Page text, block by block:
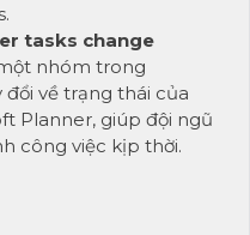
tasks change
nhóm trong
về trạng thái của
Planner, giúp đội ngũ
công việc kịp thời.